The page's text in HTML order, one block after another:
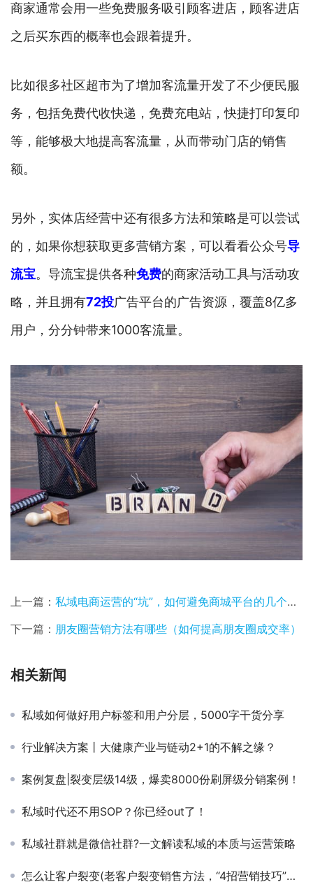
商家通常会用一些免费服务吸引顾客进店，顾客进店
之后买东西的概率也会跟着提升。
比如很多社区超市为了增加客流量开发了不少便民服
务，包括免费代收快递，免费充电站，快捷打印复印
等，能够极大地提高客流量，从而带动门店的销售
额。
另外，实体店经营中还有很多方法和策略是可以尝试
的，如果你想获取更多营销方案，可以看看公众号导
流宝。导流宝提供各种免费的商家活动工具与活动攻
略，并且拥有72投广告平台的广告资源，覆盖8亿多
用户，分分钟带来1000客流量。
上一篇： 私域电商运营的“坑”，如何避免商城平台的几个风险
下一篇： 朋友圈营销方法有哪些（如何提高朋友圈成交率）
相关新闻
私域如何做好用户标签和用户分层，5000字干货分享
行业解决方案丨大健康产业与链动2+1的不解之缘？
案例复盘|裂变层级14级，爆卖8000份刷屏级分销案例！
私域时代还不用SOP？你已经out了！
私域社群就是微信社群?一文解读私域的本质与运营策略
怎么让客户裂变(老客户裂变销售方法，“4招营销技巧”，让你有成交不完的客户)